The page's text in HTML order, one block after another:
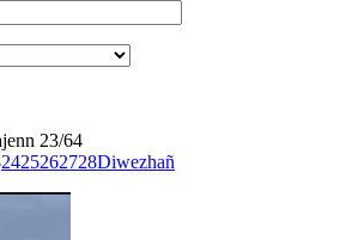
23/64
2425262728Diwezhañ